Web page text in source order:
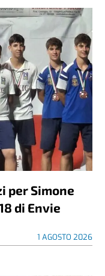
per Simone
di Envie
1 AGOSTO 2026